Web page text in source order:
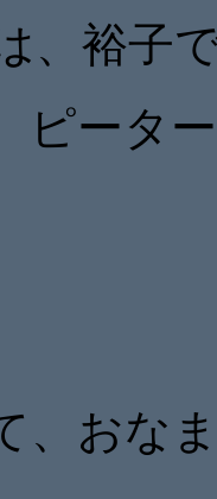
、裕子
ピータ
、おな